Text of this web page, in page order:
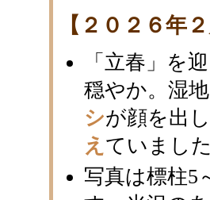
【２０２６年
「立春」を
穏やか。湿
シが顔を出
え ていまし
写真は標柱5